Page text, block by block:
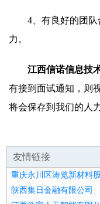
4、有良好的团
力。
江西信诺信息技
有接到面试通知，则
将会保存到我们的人
友情链接
重庆永川区涛览新材料
陕西集日金融有限公司